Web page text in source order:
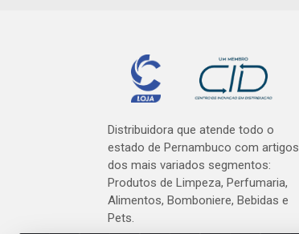
Distribuidora que atende todo o
estado de Pernambuco com artigos
dos mais variados segmentos:
Produtos de Limpeza, Perfumaria,
Alimentos, Bomboniere, Bebidas e
Pets.